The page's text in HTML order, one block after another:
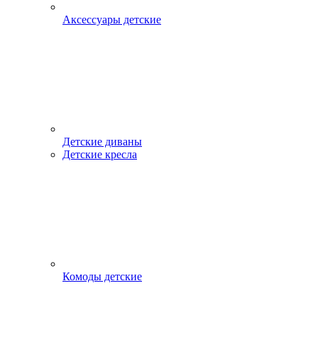
Аксессуары детские
Детские диваны
Детские кресла
Комоды детские